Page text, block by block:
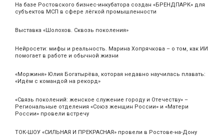
На базе Ростовского бизнес-инкубатора создан «БРЕНДПАРК» для
субъектов МСП в сфере лёгкой промышленности
Выставка «Шолохов. Сквозь поколения»
Нейросети: мифы и реальность. Марина Хопрячкова – о том, как ИИ
помогает в работе и обычной жизни
«Моржиня» Юлия Богатырёва, которая недавно научилась плавать:
«Идём с командой на рекорд»
«Связь поколений: женское служение городу и Отечеству» –
Региональные отделения «Союз женщин России» и «Матери
России» провели встречу
ТОК-ШОУ «СИЛЬНАЯ И ПРЕКРАСНАЯ» провели в Ростове-на-Дону